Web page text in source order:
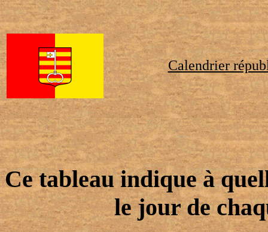
Calendrier
Ce tableau indique à
le jour de